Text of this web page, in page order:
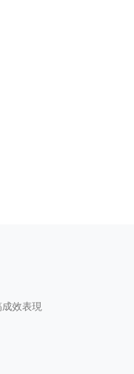
效表現